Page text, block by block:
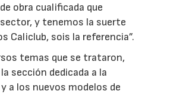
obra cualificada que
y tenemos la suerte
Caliclub, sois la referencia”.
temas que se trataron,
sección dedicada a la
a los nuevos modelos de